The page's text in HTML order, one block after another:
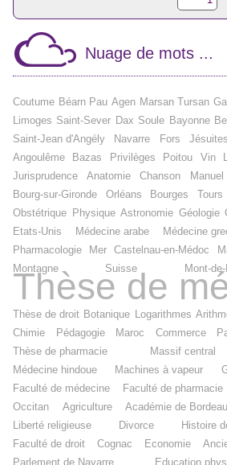
Nuage de mots ...
Coutume Béarn Pau Agen Marsan Tursan
Limoges Saint-Sever Dax Soule Bayonne
Saint-Jean d'Angély
Navarre Fors Jésuites
Angoulême
Bazas Privilèges Poitou Vin
Jurisprudence
Anatomie Chanson
Bourg-sur-Gironde
Orléans Bourges Tours
Obstétrique Physique Astronomie Géologie
Etats-Unis
Médecine arabe Médecine
Pharmacologie
Mer Castelnau-en-Médoc
Montagne
Suisse Mont-
Thèse de
Thèse de droit Botanique Logarithmes
Chimie
Pédagogie Maroc Commerce
Thèse de pharmacie
Massif central
Médecine hindoue
Machines à vapeur
Faculté de médecine
Faculté de pharmacie
Occitan
Agriculture Académie de
Liberté religieuse
Divorce
Histoire
Faculté de droit
Cognac Economie
Parlement de Navarre
Education